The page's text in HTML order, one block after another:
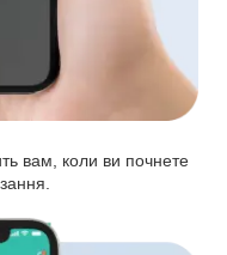
вам, коли ви почнете